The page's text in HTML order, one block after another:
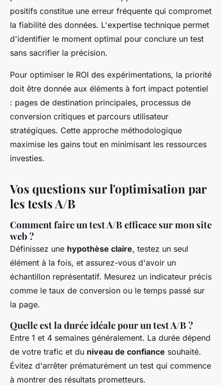
positifs constitue une erreur fréquente qui compromet
la fiabilité des données. L'expertise technique permet
d'identifier le moment optimal pour conclure un test
sans sacrifier la précision.
Pour optimiser le ROI des expérimentations, la priorité
doit être donnée aux éléments à fort impact potentiel
: pages de destination principales, processus de
conversion critiques et parcours utilisateur
stratégiques. Cette approche méthodologique
maximise les gains tout en minimisant les ressources
investies.
Vos questions sur l'optimisation par
les tests A/B
Comment faire un test A/B efficace sur mon site
web ?
Définissez une hypothèse claire, testez un seul
élément à la fois, et assurez-vous d'avoir un
échantillon représentatif. Mesurez un indicateur précis
comme le taux de conversion ou le temps passé sur
la page.
Quelle est la durée idéale pour un test A/B ?
Entre 1 et 4 semaines généralement. La durée dépend
de votre trafic et du niveau de confiance souhaité.
Évitez d'arrêter prématurément un test qui commence
à montrer des résultats prometteurs.